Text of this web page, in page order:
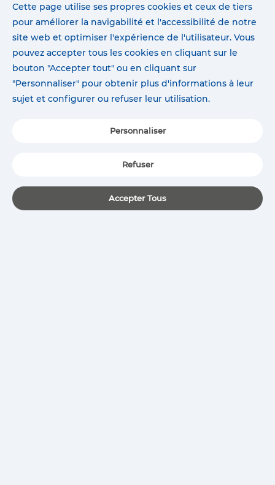
Le nombre d'assistances techniques
demandées par le client est indéfini,
pouvant contacter directement notre
service à travers des voies suivantes.
L'horaire d'Assistance Technique est de
08h30 à 12h00 et de 14h00 à 18h00
(UTC+1)
Du lundi au vendredi (sauf jours fériés)
Heure en France:09: 20: 08
Cette page utilise ses propres cookies et ceux de tiers
pour améliorer la navigabilité et l'accessibilité de notre
site web et optimiser l'expérience de l'utilisateur. Vous
pouvez accepter tous les cookies en cliquant sur le
bouton "Accepter tout" ou en cliquant sur
"Personnaliser" pour obtenir plus d'informations à leur
sujet et configurer ou refuser leur utilisation.
Personnaliser
Refuser
Accepter Tous